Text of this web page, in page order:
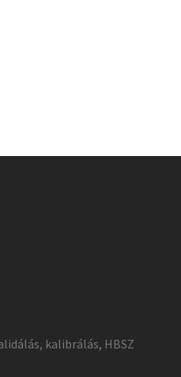
kalibrálás, HBSZ